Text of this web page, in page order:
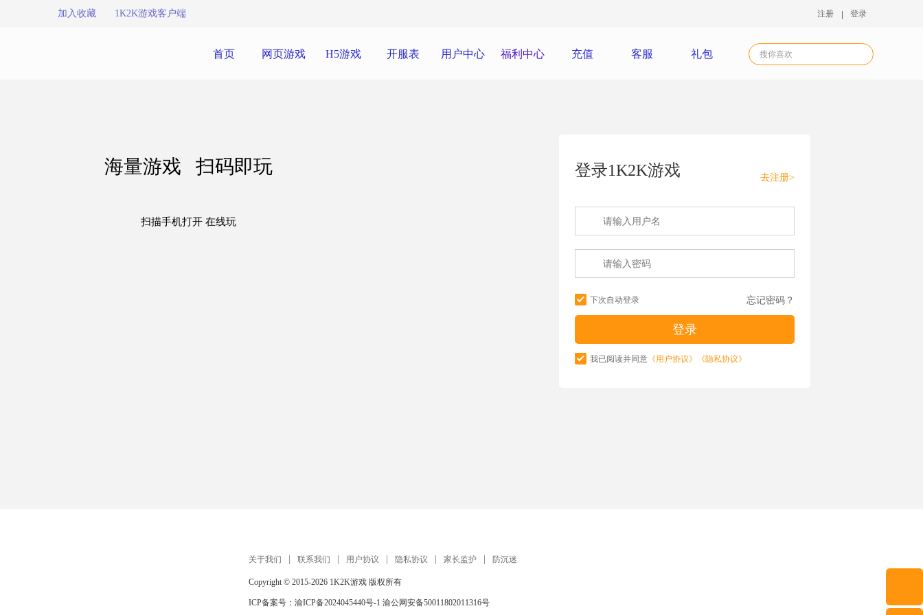
加入收藏 1K2K游戏客户端 注册 登录
首页 网页游戏 H5游戏 开服表 用户中心 福利中心 充值 客服 礼包
海量游戏 扫码即玩
扫描手机打开 在线玩
登录1K2K游戏 去注册>
下次自动登录 忘记密码？
我已阅读并同意 《用户协议》 《隐私协议》
关于我们 联系我们 用户协议 隐私协议 家长监护 防沉迷
Copyright © 2015-2026 1K2K游戏 版权所有
ICP备案号： 渝ICP备2024045440号-1 渝公网安备50011802011316号